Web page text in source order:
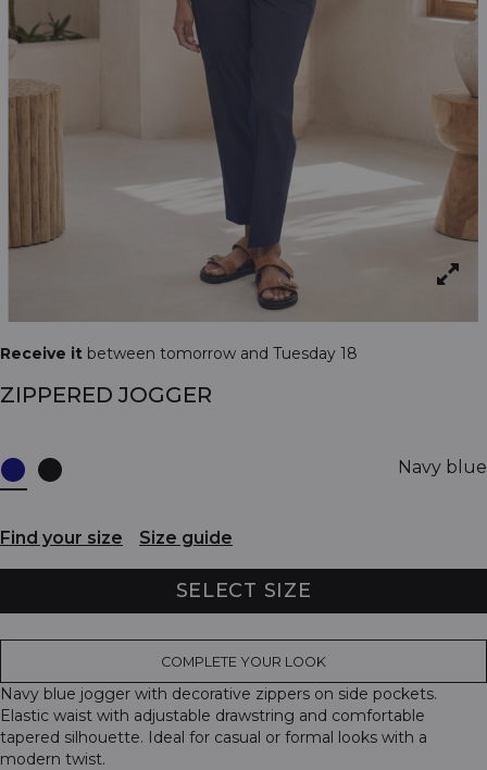
Receive it between tomorrow and Tuesday 18
ZIPPERED JOGGER
Navy blue
Find your size Size guide
SELECT SIZE
COMPLETE YOUR LOOK
Navy blue jogger with decorative zippers on side pockets.
Elastic waist with adjustable drawstring and comfortable
tapered silhouette. Ideal for casual or formal looks with a
modern twist.